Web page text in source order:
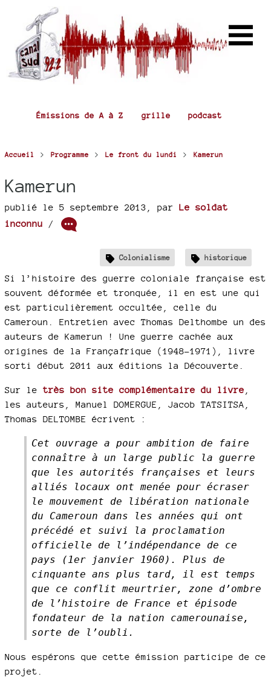
Émissions de A à Z grille podcast
Accueil > Programme > Le front du lundi > Kamerun
Kamerun
publié le 5 septembre 2013 par Le soldat
inconnu /
Colonialisme historique
Si l’histoire des guerre coloniale française est
souvent déformée et tronquée, il en est une qui
est particulièrement occultée, celle du
Cameroun. Entretien avec Thomas Delthombe un des
auteurs de Kamerun ! Une guerre cachée aux
origines de la Françafrique (1948-1971), livre
sorti début 2011 aux éditions la Découverte.
Sur le très bon site complémentaire du livre
les auteurs, Manuel DOMERGUE, Jacob TATSITSA,
Thomas DELTOMBE écrivent :
Cet ouvrage a pour ambition de faire
connaître à un large public la guerre
que les autorités françaises et leurs
alliés locaux ont menée pour écraser
le mouvement de libération nationale
du Cameroun dans les années qui ont
précédé et suivi la proclamation
officielle de l’indépendance de ce
pays (1er janvier 1960). Plus de
cinquante ans plus tard, il est temps
que ce conflit meurtrier, zone d’ombre
de l’histoire de France et épisode
fondateur de la nation camerounaise,
sorte de l’oubli.
Nous espérons que cette émission participe de ce
projet.